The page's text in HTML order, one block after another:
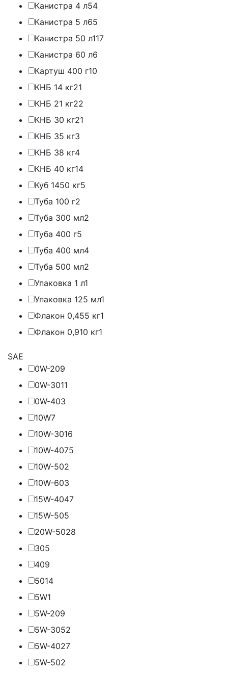
Канистра 4 л54
Канистра 5 л65
Канистра 50 л117
Канистра 60 л6
Картуш 400 г10
КНБ 14 кг21
КНБ 21 кг22
КНБ 30 кг21
КНБ 35 кг3
КНБ 38 кг4
КНБ 40 кг14
Куб 1450 кг5
Туба 100 г2
Туба 300 мл2
Туба 400 г5
Туба 400 мл4
Туба 500 мл2
Упаковка 1 л1
Упаковка 125 мл1
Флакон 0,455 кг1
Флакон 0,910 кг1
SAE
0W-209
0W-3011
0W-403
10W7
10W-3016
10W-4075
10W-502
10W-603
15W-4047
15W-505
20W-5028
305
409
5014
5W1
5W-209
5W-3052
5W-4027
5W-502